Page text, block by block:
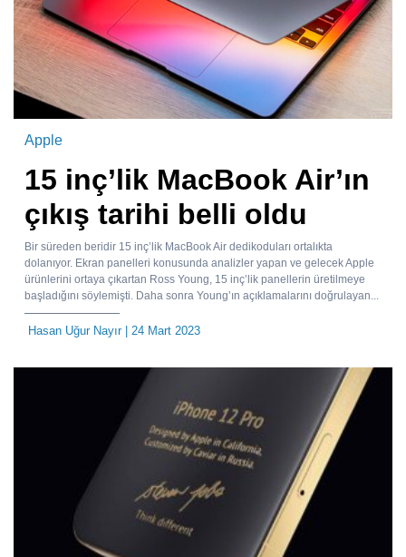
Apple
15 inç’lik MacBook Air’ın
çıkış tarihi belli oldu
Bir süreden beridir 15 inç’lik MacBook Air dedikoduları ortalıkta
dolanıyor. Ekran panelleri konusunda analizler yapan ve gelecek Apple
ürünlerini ortaya çıkartan Ross Young, 15 inç’lik panellerin üretilmeye
başladığını söylemişti. Daha sonra Young’ın açıklamalarını doğrulayan...
Hasan Uğur Nayır| 24 Mart 2023